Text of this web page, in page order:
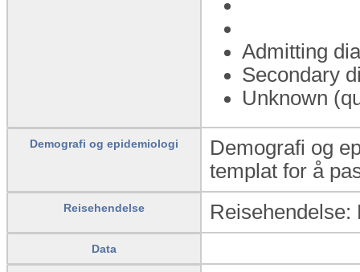
Admitting
Secondary
Unknown
Demografi og epidemiologi
Demografi og
templat for å
Reisehendelse
Data